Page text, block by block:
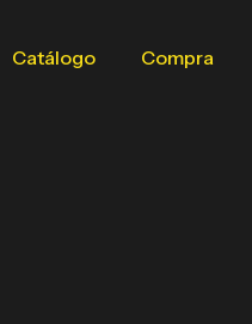
Catálogo Compra